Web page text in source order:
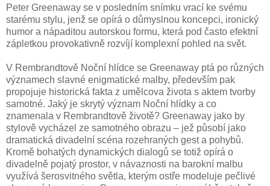
Peter Greenaway se v posledním snímku vrací ke svému
starému stylu, jenž se opírá o důmyslnou koncepci, ironický
humor a nápaditou autorskou formu, která pod často efektní
zápletkou provokativně rozvíjí komplexní pohled na svět.
V Rembrandtově Noční hlídce se Greenaway ptá po různých
významech slavné enigmatické malby, především pak
propojuje historická fakta z umělcova života s aktem tvorby
samotné. Jaký je skrytý význam Noční hlídky a co
znamenala v Rembrandtově životě? Greenaway jako by
stylově vycházel ze samotného obrazu – jež působí jako
dramatická divadelní scéna rozehraných gest a pohybů.
Kromě bohatých dynamických dialogů se totiž opírá o
divadelně pojatý prostor, v návaznosti na barokní malbu
využívá šerosvitného světla, kterým ostře modeluje pečlivé